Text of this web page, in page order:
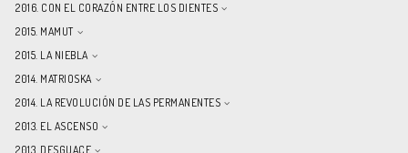
2016. CON EL CORAZÓN ENTRE LOS DIENTES
2015. MAMUT
2015. LA NIEBLA
2014. MATRIOSKA
2014. LA REVOLUCIÓN DE LAS PERMANENTES
2013. EL ASCENSO
2013. DESGUACE